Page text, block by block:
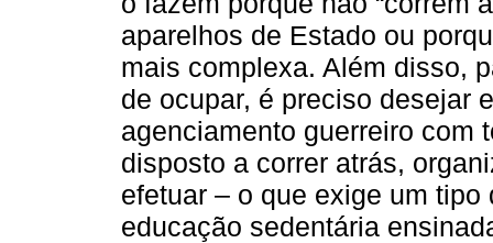
aparelhos de Estado ou
mais complexa. Além disso,
de ocupar, é preciso desejar
agenciamento guerreiro com
disposto a correr atrás,
efetuar – o que exige um
educação sedentária